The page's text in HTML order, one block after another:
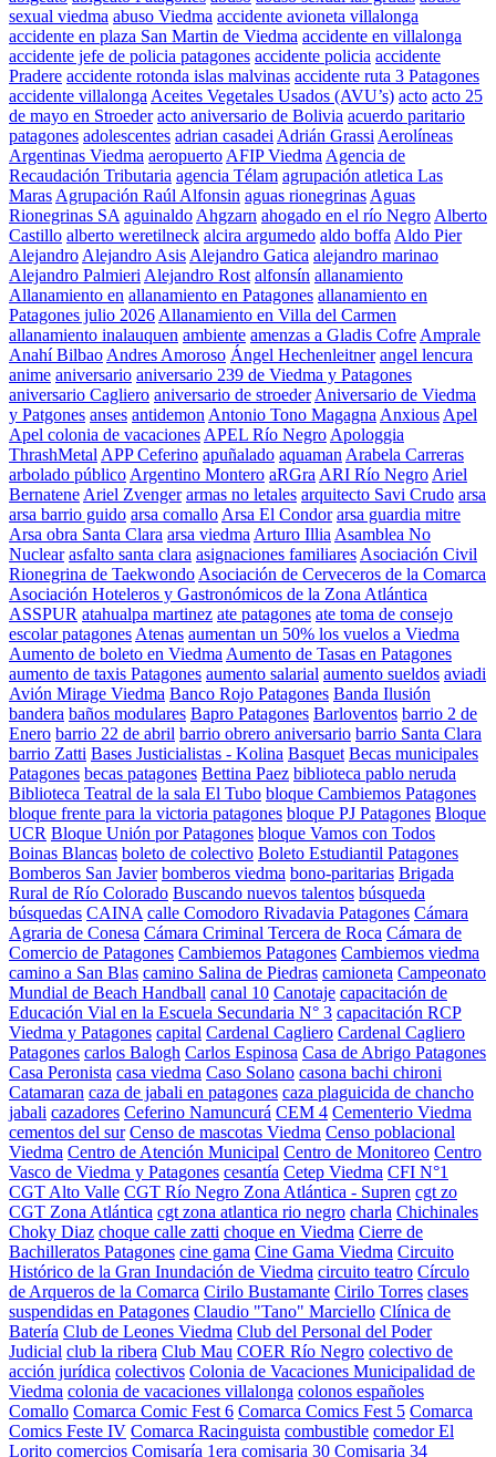
sexual viedma abuso Viedma accidente avioneta villalonga
accidente en plaza San Martin de Viedma accidente en villalonga
accidente jefe de policia patagones accidente policia accidente
Pradere accidente rotonda islas malvinas accidente ruta 3 Patagones
accidente villalonga Aceites Vegetales Usados (AVU’s) acto acto 25
de mayo en Stroeder acto aniversario de Bolivia acuerdo paritario
patagones adolescentes adrian casadei Adrián Grassi Aerolíneas
Argentinas Viedma aeropuerto AFIP Viedma Agencia de
Recaudación Tributaria agencia Télam agrupación atletica Las
Maras Agrupación Raúl Alfonsin aguas rionegrinas Aguas
Rionegrinas SA aguinaldo Ahgzarn ahogado en el río Negro Alberto
Castillo alberto weretilneck alcira argumedo aldo boffa Aldo Pier
Alejandro Alejandro Asis Alejandro Gatica alejandro marinao
Alejandro Palmieri Alejandro Rost alfonsín allanamiento
Allanamiento en allanamiento en Patagones allanamiento en
Patagones julio 2026 Allanamiento en Villa del Carmen
allanamiento inalauquen ambiente amenzas a Gladis Cofre Amprale
Anahí Bilbao Andres Amoroso Ángel Hechenleitner angel lencura
anime aniversario aniversario 239 de Viedma y Patagones
aniversario Cagliero aniversario de stroeder Aniversario de Viedma
y Patgones anses antidemon Antonio Tono Magagna Anxious Apel
Apel colonia de vacaciones APEL Río Negro Apologgia
ThrashMetal APP Ceferino apuñalado aquaman Arabela Carreras
arbolado público Argentino Montero aRGra ARI Río Negro Ariel
Bernatene Ariel Zvenger armas no letales arquitecto Savi Crudo arsa
arsa barrio guido arsa comallo Arsa El Condor arsa guardia mitre
Arsa obra Santa Clara arsa viedma Arturo Illia Asamblea No
Nuclear asfalto santa clara asignaciones familiares Asociación Civil
Rionegrina de Taekwondo Asociación de Cerveceros de la Comarca
Asociación Hoteleros y Gastronómicos de la Zona Atlántica
ASSPUR atahualpa martinez ate patagones ate toma de consejo
escolar patagones Atenas aumentan un 50% los vuelos a Viedma
Aumento de boleto en Viedma Aumento de Tasas en Patagones
aumento de taxis Patagones aumento salarial aumento sueldos aviadi
Avión Mirage Viedma Banco Rojo Patagones Banda Ilusión
bandera baños modulares Bapro Patagones Barloventos barrio 2 de
Enero barrio 22 de abril barrio obrero aniversario barrio Santa Clara
barrio Zatti Bases Justicialistas - Kolina Basquet Becas municipales
Patagones becas patagones Bettina Paez biblioteca pablo neruda
Biblioteca Teatral de la sala El Tubo bloque Cambiemos Patagones
bloque frente para la victoria patagones bloque PJ Patagones Bloque
UCR Bloque Unión por Patagones bloque Vamos con Todos
Boinas Blancas boleto de colectivo Boleto Estudiantil Patagones
Bomberos San Javier bomberos viedma bono-paritarias Brigada
Rural de Río Colorado Buscando nuevos talentos búsqueda
búsquedas CAINA calle Comodoro Rivadavia Patagones Cámara
Agraria de Conesa Cámara Criminal Tercera de Roca Cámara de
Comercio de Patagones Cambiemos Patagones Cambiemos viedma
camino a San Blas camino Salina de Piedras camioneta Campeonato
Mundial de Beach Handball canal 10 Canotaje capacitación de
Educación Vial en la Escuela Secundaria N° 3 capacitación RCP
Viedma y Patagones capital Cardenal Cagliero Cardenal Cagliero
Patagones carlos Balogh Carlos Espinosa Casa de Abrigo Patagones
Casa Peronista casa viedma Caso Solano casona bachi chironi
Catamaran caza de jabali en patagones caza plaguicida de chancho
jabali cazadores Ceferino Namuncurá CEM 4 Cementerio Viedma
cementos del sur Censo de mascotas Viedma Censo poblacional
Viedma Centro de Atención Municipal Centro de Monitoreo Centro
Vasco de Viedma y Patagones cesantía Cetep Viedma CFI N°1
CGT Alto Valle CGT Río Negro Zona Atlántica - Supren cgt zo
CGT Zona Atlántica cgt zona atlantica rio negro charla Chichinales
Choky Diaz choque calle zatti choque en Viedma Cierre de
Bachilleratos Patagones cine gama Cine Gama Viedma Circuito
Histórico de la Gran Inundación de Viedma circuito teatro Círculo
de Arqueros de la Comarca Cirilo Bustamante Cirilo Torres clases
suspendidas en Patagones Claudio "Tano" Marciello Clínica de
Batería Club de Leones Viedma Club del Personal del Poder
Judicial club la ribera Club Mau COER Río Negro colectivo de
acción jurídica colectivos Colonia de Vacaciones Municipalidad de
Viedma colonia de vacaciones villalonga colonos españoles
Comallo Comarca Comic Fest 6 Comarca Comics Fest 5 Comarca
Comics Feste IV Comarca Racinguista combustible comedor El
Lorito comercios Comisaría 1era comisaria 30 Comisaria 34